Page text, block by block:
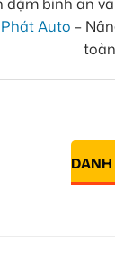
Auto –